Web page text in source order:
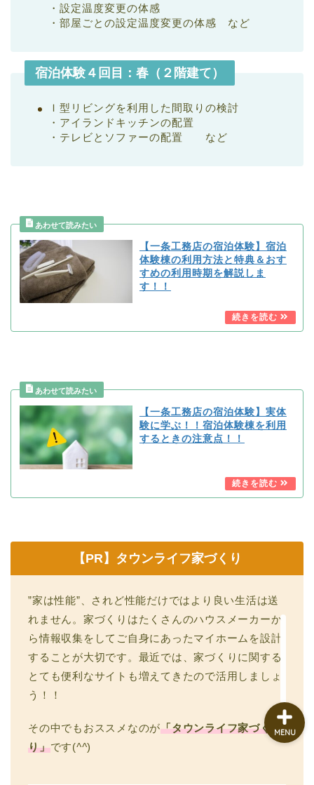
・設定温度変更の体感
・部屋ごとの設定温度変更の体感 など
宿泊体験４回目：春（２階建て）
Ｉ型リビングを利用した間取りの検討
・アイランドキッチンの配置
・テレビとソファーの配置 など
【一条工務店の宿泊体験】宿泊
体験棟の利用方法と特典＆おす
すめの利用時期を解説しま
す！！
【一条工務店の宿泊体験】実体
験に学ぶ！！宿泊体験棟を利用
するときの注意点！！
【PR】タウンライフ家づくり
”家は性能”、されど性能だけではより良い生活は送
れません。家づくりはたくさんのハウスメーカーか
ら情報収集をしてご自身にあったマイホームを設計
することが大切です。最近では、家づくりに関する
とても便利なサイトも増えてきたので活用しましょ
う！！
その中でもおススメなのが「タウンライフ家づく
り」です(^^)
MENU
家づくりメモ
メンテナンス Q&A
暮らしメモ